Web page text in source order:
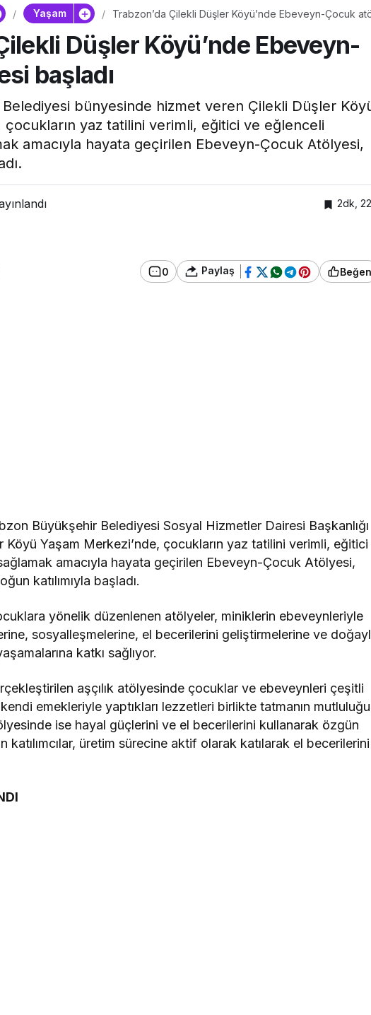
Yaşam
Trabzon’da Çilekli Düşler Köyü’nde Ebeveyn-Çocuk
Düşler Köyü’nde Ebeveyn-
başladı
bünyesinde hizmet veren Çilekli Düşler
yaz tatilini verimli, eğitici ve eğlenceli
amacıyla hayata geçirilen Ebeveyn-Çocuk Atölyesi,
2dk,
0 Paylaş Beğen
Büyükşehir Belediyesi Sosyal Hizmetler Dairesi Başkanlığı
Köyü Yaşam Merkezi’nde, çocukların yaz tatilini verimli,
amacıyla hayata geçirilen Ebeveyn-Çocuk Atölyesi,
katılımıyla başladı.
yönelik düzenlenen atölyeler, miniklerin ebeveynleriyle
sosyalleşmelerine, el becerilerini geliştirmelerine ve
katkı sağlıyor.
aşçılık atölyesinde çocuklar ve ebeveynleri çeşitli
emekleriyle yaptıkları lezzetleri birlikte tatmanın
ise hayal güçlerini ve el becerilerini kullanarak özgün
katılımcılar, üretim sürecine aktif olarak katılarak el becerilerini